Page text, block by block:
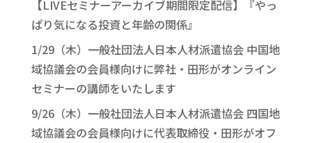
【LIVEセミナーアーカイブ期間限定配信】『やっ
ぱり気になる投資と年齢の関係』
1/29（木）一般社団法人日本人材派遣協会 中国地
域協議会の会員様向けに弊社・田形がオンライン
セミナーの講師をいたします
9/26（木）一般社団法人日本人材派遣協会 四国地
域協議会の会員様向けに代表取締役・田形がオフ